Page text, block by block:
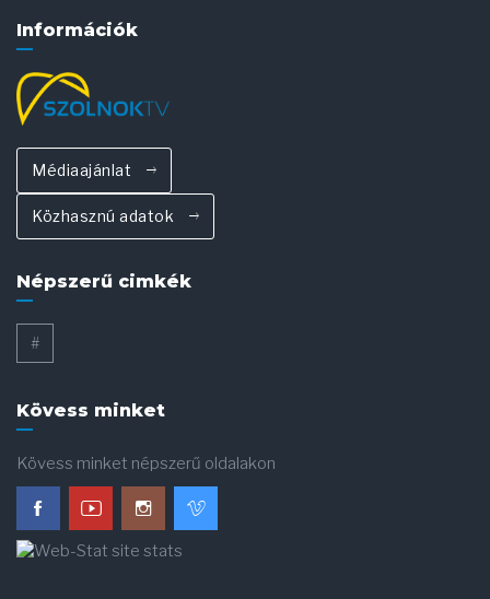
Információk
Médiaajánlat
Közhasznú adatok
Népszerű cimkék
#
Kövess minket
Kövess minket népszerű oldalakon